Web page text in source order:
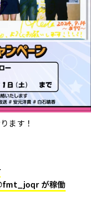
ます！
が稼働